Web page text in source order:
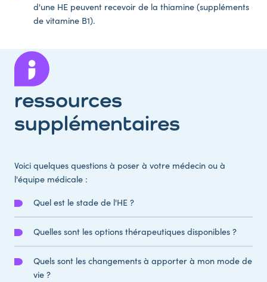
d'une HE peuvent recevoir de la thiamine (suppléments
de vitamine B1).
ressources
supplémentaires
Voici quelques questions à poser à votre médecin ou à
l'équipe médicale :
Quel est le stade de l'HE ?
Quelles sont les options thérapeutiques disponibles ?
Quels sont les changements à apporter à mon mode de
vie ?